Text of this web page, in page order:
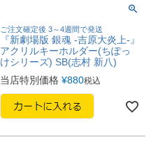
ご注文確定後 3～4週間で発送
『新劇場版 銀魂 -吉原大炎上-』
アクリルキーホルダー(ちぽっ
けシリーズ) SB(志村 新八)
当店特別価格 ¥880税込